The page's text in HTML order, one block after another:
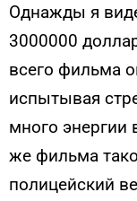
Однажды я
3000000
всего фильма
испытывая
много энергии
же фильма
полицейский